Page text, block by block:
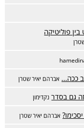
פוליטיקה
ככה... אברהם יאיר שטרן
גם בסדר נקדימון
אברהם יאיר שטרן